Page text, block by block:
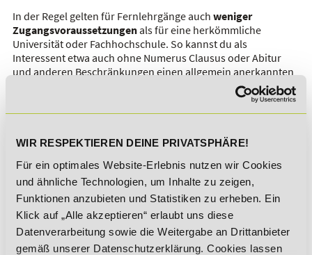
WIR RESPEKTIEREN DEINE PRIVATSPHÄRE!
Für ein optimales Website-Erlebnis nutzen wir Cookies
und ähnliche Technologien, um Inhalte zu zeigen,
Funktionen anzubieten und Statistiken zu erheben. Ein
Klick auf „Alle akzeptieren“ erlaubt uns diese
Datenverarbeitung sowie die Weitergabe an Drittanbieter
gemäß unserer Datenschutzerklärung. Cookies lassen
In der Regel gelten für Fernlehrgänge auch weniger
Zugangsvoraussetzungenals für eine herkömmliche
Universität oder Fachhochschule. So kannst du als
Interessent etwa auch ohne Numerus Clausus oder Abitur
und anderen Beschränkungen einen allgemein anerkannten
und zertifizierten Abschluss erwerben, der sich als
Weiterbildung vielfach spezialisieren lässt. Zudem sicherst
du dir mit einem Fernlehrgang eine staatlich kontrollierte
als auch Lehrmaterialien deren Autoren unterliegen
Mit Kommunikation online zum Erfolg
Die durch die ZFU (Staatliche Zentrale für Fernunterricht)
geprüfte und zertifizierte Ausbildung am DeLSt ist komplett
als Fernlehrgang online durchführbar. Mit einem